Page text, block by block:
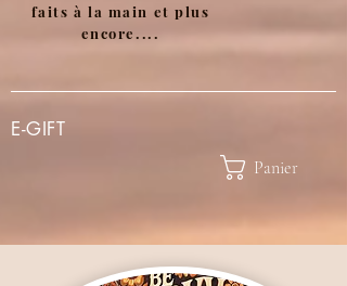
faits à la main et plus
encore....
Panier
E-GIFT